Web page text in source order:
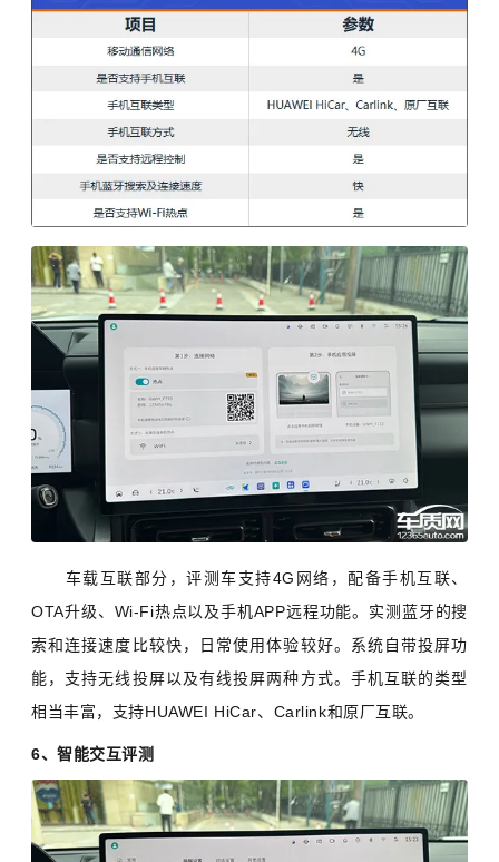
车载互联部分，评测车支持4G网络，配备手机互联、
OTA升级、Wi-Fi热点以及手机APP远程功能。实测蓝牙的搜
索和连接速度比较快，日常使用体验较好。系统自带投屏功
能，支持无线投屏以及有线投屏两种方式。手机互联的类型
相当丰富，支持HUAWEI HiCar、Carlink和原厂互联。
6、智能交互评测